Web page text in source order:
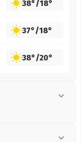
38°/18°
37°/18°
38°/20°